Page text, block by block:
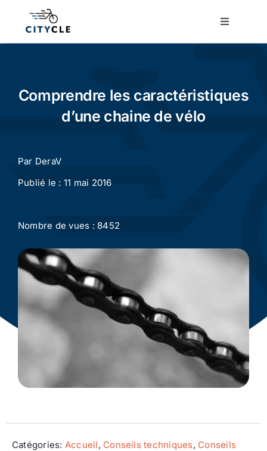
Toggle
Cyclisme urbain
Actualité
Ecologie
Comprendre les caractéristiques
d’une chaine de vélo
Par DeraV
Publié le : 11 mai 2016
Nombre de vues : 8452
Catégories: Accueil, Conseils techniques, Conseils